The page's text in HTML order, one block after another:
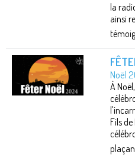
la
ainsi
Noël
À
Fils